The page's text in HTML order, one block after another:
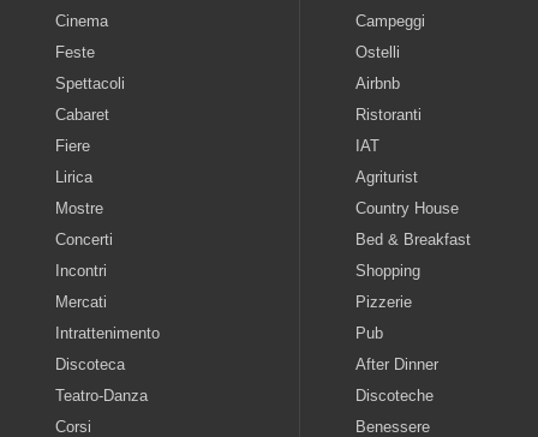
Cinema
Feste
Spettacoli
Cabaret
Fiere
Lirica
Mostre
Concerti
Incontri
Mercati
Intrattenimento
Discoteca
Teatro-Danza
Corsi
Campeggi
Ostelli
Airbnb
Ristoranti
IAT
Agriturist
Country House
Bed & Breakfast
Shopping
Pizzerie
Pub
After Dinner
Discoteche
Benessere